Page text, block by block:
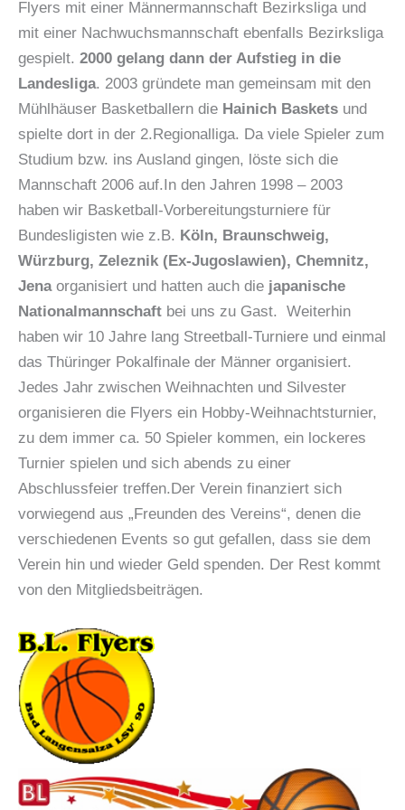
Flyers mit einer Männermannschaft Bezirksliga und
mit einer Nachwuchsmannschaft ebenfalls Bezirksliga
gespielt. 2000 gelang dann der Aufstieg in die
Landesliga. 2003 gründete man gemeinsam mit den
Mühlhäuser Basketballern die Hainich Baskets und
spielte dort in der 2.Regionalliga. Da viele Spieler zum
Studium bzw. ins Ausland gingen, löste sich die
Mannschaft 2006 auf.In den Jahren 1998 – 2003
haben wir Basketball-Vorbereitungsturniere für
Bundesligisten wie z.B. Köln, Braunschweig,
Würzburg, Zeleznik (Ex-Jugoslawien), Chemnitz,
Jena organisiert und hatten auch die japanische
Nationalmannschaft bei uns zu Gast. Weiterhin
haben wir 10 Jahre lang Streetball-Turniere und einmal
das Thüringer Pokalfinale der Männer organisiert.
Jedes Jahr zwischen Weihnachten und Silvester
organisieren die Flyers ein Hobby-Weihnachtsturnier,
zu dem immer ca. 50 Spieler kommen, ein lockeres
Turnier spielen und sich abends zu einer
Abschlussfeier treffen.Der Verein finanziert sich
vorwiegend aus „Freunden des Vereins“, denen die
verschiedenen Events so gut gefallen, dass sie dem
Verein hin und wieder Geld spenden. Der Rest kommt
von den Mitgliedsbeiträgen.